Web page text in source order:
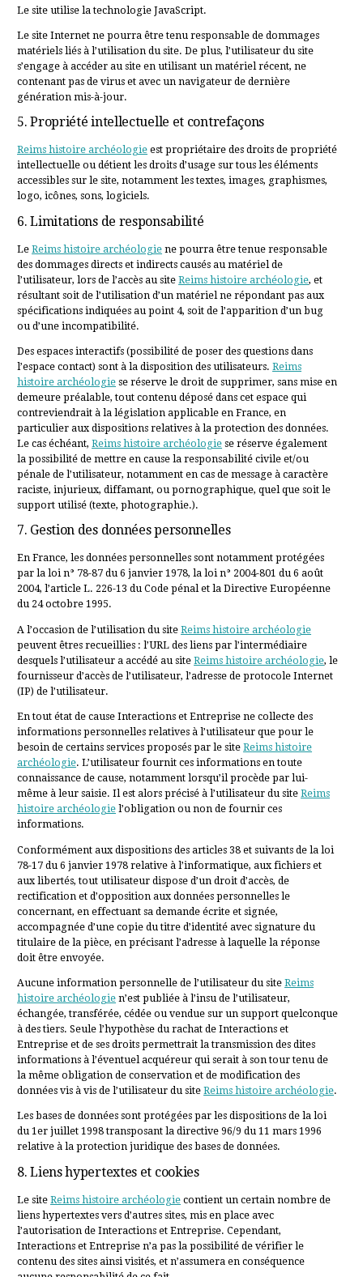
Le site utilise la technologie JavaScript.
Le site Internet ne pourra être tenu responsable de dommages
matériels liés à l’utilisation du site. De plus, l’utilisateur du site
s’engage à accéder au site en utilisant un matériel récent, ne
contenant pas de virus et avec un navigateur de dernière
génération mis-à-jour.
5. Propriété intellectuelle et contrefaçons
Reims histoire archéologie est propriétaire des droits de propriété
intellectuelle ou détient les droits d’usage sur tous les éléments
accessibles sur le site, notamment les textes, images, graphismes,
logo, icônes, sons, logiciels.
6. Limitations de responsabilité
LeReims histoire archéologie ne pourra être tenue responsable
des dommages directs et indirects causés au matériel de
l’utilisateur, lors de l’accès au siteReims histoire archéologie, et
résultant soit de l’utilisation d’un matériel ne répondant pas aux
spécifications indiquées au point 4, soit de l’apparition d’un bug
ou d’une incompatibilité.
Des espaces interactifs (possibilité de poser des questions dans
l’espace contact) sont à la disposition des utilisateurs.Reims
histoire archéologie se réserve le droit de supprimer, sans mise en
demeure préalable, tout contenu déposé dans cet espace qui
contreviendrait à la législation applicable en France, en
particulier aux dispositions relatives à la protection des données.
Le cas échéant,Reims histoire archéologie se réserve également
la possibilité de mettre en cause la responsabilité civile et/ou
pénale de l’utilisateur, notamment en cas de message à caractère
raciste, injurieux, diffamant, ou pornographique, quel que soit le
support utilisé (texte, photographie.).
7. Gestion des données personnelles
En France, les données personnelles sont notamment protégées
par la loi n° 78-87 du 6 janvier 1978, la loi n° 2004-801 du 6 août
2004, l’article L. 226-13 du Code pénal et la Directive Européenne
du 24 octobre 1995.
A l’occasion de l’utilisation du siteReims histoire archéologie
peuvent êtres recueillies : l’URL des liens par l’intermédiaire
desquels l’utilisateur a accédé au siteReims histoire archéologie, le
fournisseur d’accès de l’utilisateur, l’adresse de protocole Internet
(IP) de l’utilisateur.
En tout état de cause Interactions et Entreprise ne collecte des
informations personnelles relatives à l’utilisateur que pour le
besoin de certains services proposés par le siteReims histoire
archéologie. L’utilisateur fournit ces informations en toute
connaissance de cause, notamment lorsqu’il procède par lui-
même à leur saisie. Il est alors précisé à l’utilisateur du siteReims
histoire archéologie l’obligation ou non de fournir ces
informations.
Conformément aux dispositions des articles 38 et suivants de la loi
78-17 du 6 janvier 1978 relative à l’informatique, aux fichiers et
aux libertés, tout utilisateur dispose d’un droit d’accès, de
rectification et d’opposition aux données personnelles le
concernant, en effectuant sa demande écrite et signée,
accompagnée d’une copie du titre d’identité avec signature du
titulaire de la pièce, en précisant l’adresse à laquelle la réponse
doit être envoyée.
Aucune information personnelle de l’utilisateur du siteReims
histoire archéologie n’est publiée à l’insu de l’utilisateur,
échangée, transférée, cédée ou vendue sur un support quelconque
à des tiers. Seule l’hypothèse du rachat de Interactions et
Entreprise et de ses droits permettrait la transmission des dites
informations à l’éventuel acquéreur qui serait à son tour tenu de
la même obligation de conservation et de modification des
données vis à vis de l’utilisateur du siteReims histoire archéologie.
Les bases de données sont protégées par les dispositions de la loi
du 1er juillet 1998 transposant la directive 96/9 du 11 mars 1996
relative à la protection juridique des bases de données.
8. Liens hypertextes et cookies
Le siteReims histoire archéologie contient un certain nombre de
liens hypertextes vers d’autres sites, mis en place avec
l’autorisation de Interactions et Entreprise. Cependant,
Interactions et Entreprise n’a pas la possibilité de vérifier le
contenu des sites ainsi visités, et n’assumera en conséquence